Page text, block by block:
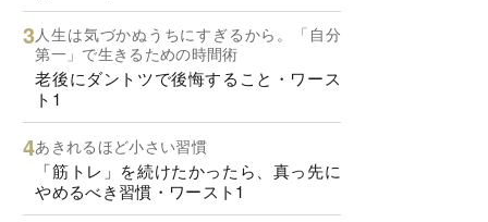
人生は気づかぬうちにすぎるから。「自分
第一」で生きるための時間術
老後にダントツで後悔すること・ワース
ト1
あきれるほど小さい習慣
「筋トレ」を続けたかったら、真っ先に
やめるべき習慣・ワースト1